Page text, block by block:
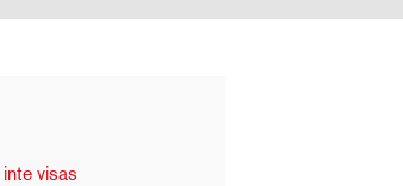
inte visas